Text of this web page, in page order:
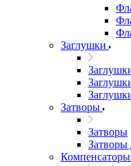
Заглушки
Затворы
Затворы
Затворы
Компенсаторы